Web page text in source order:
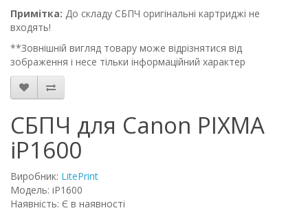
Примітка: До складу СБПЧ оригінальні картриджі не
входять!
**Зовнішній вигляд товару може відрізнятися від
зображення і несе тільки інформаційний характер
СБПЧ для Canon PIXMA
iP1600
Виробник: LitePrint
Модель: iP1600
Наявність: Є в наявності